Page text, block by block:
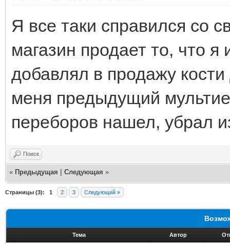
<item id="23">
<ingredient id="57"
<production
</item>
<!-- Enria -->
<item id="24">
<ingredient id="57"
<production
</item>
Я все таки справился со
магазин продает то, что я
добавлял в продажу
меня предыдущий
переборов нашел, убрал
Поиск
« Предыдущая Следующая »
Страницы (3): 1 2 3 Следующий »
Тема Автор